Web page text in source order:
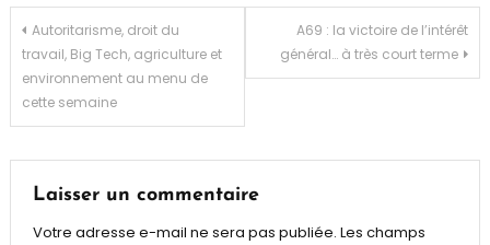
Navigation
de
l’article
Autoritarisme, droit du
travail, Big Tech, agriculture et
environnement au menu de
cette semaine
A69 : la victoire de l’intérêt
général… à très court terme
Laisser un commentaire
Votre adresse e-mail ne sera pas publiée. Les champs